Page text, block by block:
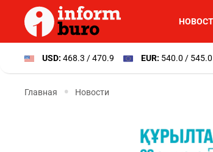
USD: 468.3 / 470.9 EUR: 540.0 / 545.0
Главная Новости